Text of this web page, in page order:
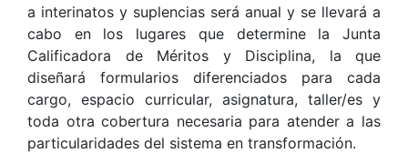
a interinatos y suplencias será anual y se llevará a
cabo en los lugares que determine la Junta
Calificadora de Méritos y Disciplina, la que
diseñará formularios diferenciados para cada
cargo, espacio curricular, asignatura, taller/es y
toda otra cobertura necesaria para atender a las
particularidades del sistema en transformación.